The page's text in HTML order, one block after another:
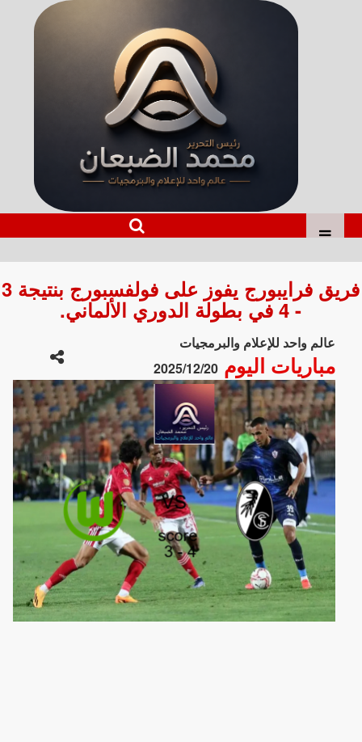
فريق فرايبورج يفوز على فولفسبورج بنتيجة 3
- 4 في بطولة الدوري الألماني.
عالم واحد للإعلام والبرمجيات
مباريات اليوم2025/12/20